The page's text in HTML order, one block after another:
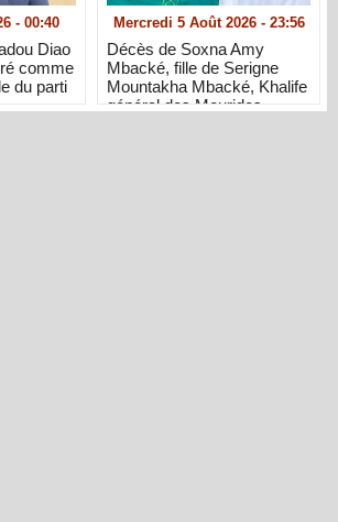
- 00:40
Diao
comme
du parti
Mercredi 5 Août 2026 - 23:56
Décès de Soxna Amy
Mbacké, fille de Serigne
Mountakha Mbacké, Khalife
général des Mourides